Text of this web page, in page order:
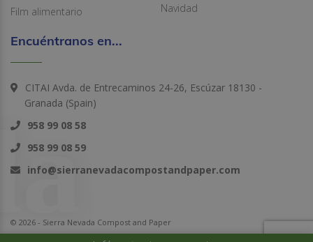
Film alimentario
Navidad
Encuéntranos en...
CITAI Avda. de Entrecaminos 24-26, Escúzar 18130 -
Granada (Spain)
958 99 08 58
958 99 08 59
info@sierranevadacompostandpaper.com
© 2026 - Sierra Nevada Compost and Paper